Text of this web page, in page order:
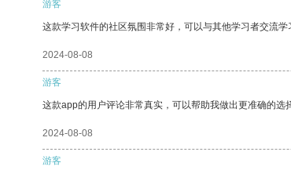
游客
这款学习软件的社区氛围非常好，可以与其他学习者交流学
2024-08-08
游客
这款app的用户评论非常真实，可以帮助我做出更准确的选
2024-08-08
游客